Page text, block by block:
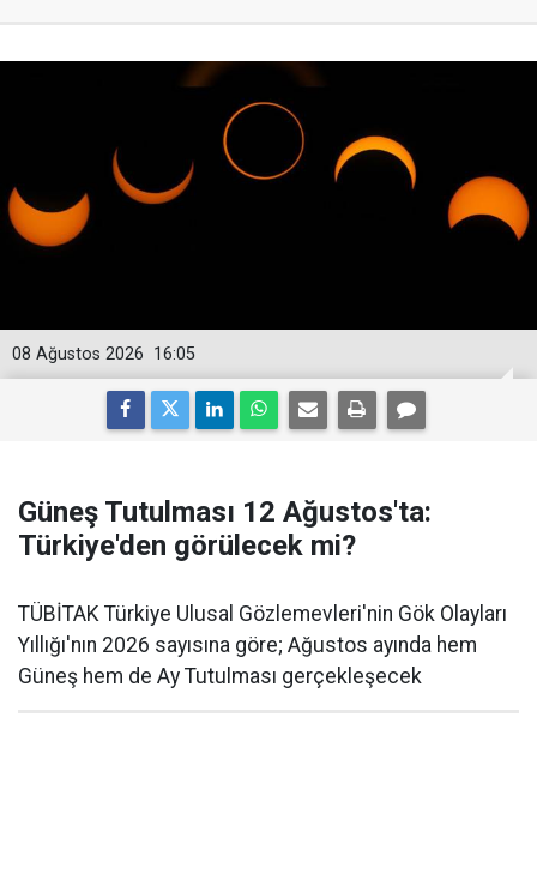
16:05
08 Ağustos 2026
Güneş Tutulması 12 Ağustos'ta:
Türkiye'den görülecek mi?
TÜBİTAK Türkiye Ulusal Gözlemevleri'nin Gök Olayları
Yıllığı'nın 2026 sayısına göre; Ağustos ayında hem
Güneş hem de Ay Tutulması gerçekleşecek